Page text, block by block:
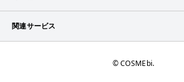
アイテム掲載リクエスト
ブランドから探す
ピックアップ特集
お問い合わせ（ブランド様）
関連サービス
©︎ COSMEbi.